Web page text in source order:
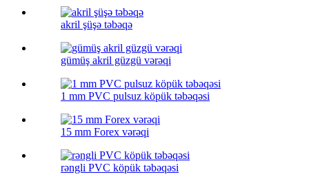
akril şüşə təbəqə
gümüş akril güzgü vərəqi
1 mm PVC pulsuz köpük təbəqəsi
15 mm Forex vərəqi
rəngli PVC köpük təbəqəsi